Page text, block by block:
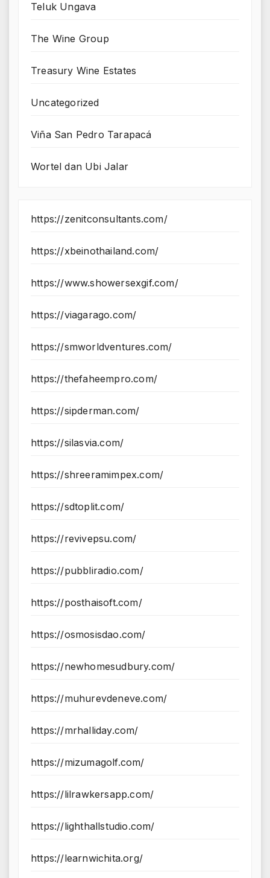
Teluk Ungava
The Wine Group
Treasury Wine Estates
Uncategorized
Viña San Pedro Tarapacá
Wortel dan Ubi Jalar
https://zenitconsultants.com/
https://xbeinothailand.com/
https://www.showersexgif.com/
https://viagarago.com/
https://smworldventures.com/
https://thefaheempro.com/
https://sipderman.com/
https://silasvia.com/
https://shreeramimpex.com/
https://sdtoplit.com/
https://revivepsu.com/
https://pubbliradio.com/
https://posthaisoft.com/
https://osmosisdao.com/
https://newhomesudbury.com/
https://muhurevdeneve.com/
https://mrhalliday.com/
https://mizumagolf.com/
https://lilrawkersapp.com/
https://lighthallstudio.com/
https://learnwichita.org/